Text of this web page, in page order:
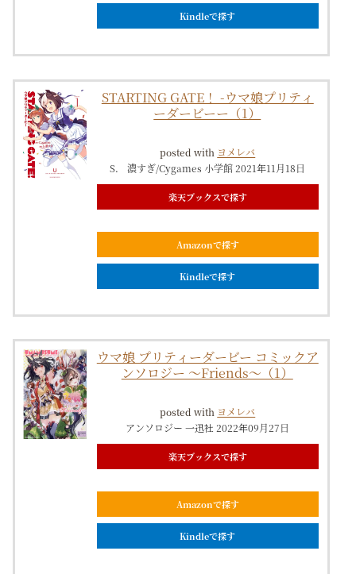
Kindleで探す
STARTING GATE！ -ウマ娘プリティ
ーダービーー（1）
posted with ヨメレバ
S． 濃すぎ/Cygames 小学館 2021年11月18日
楽天ブックスで探す
Amazonで探す
Kindleで探す
ウマ娘 プリティーダービー コミックア
ンソロジー 〜Friends〜（1）
posted with ヨメレバ
アンソロジー 一迅社 2022年09月27日
楽天ブックスで探す
Amazonで探す
Kindleで探す